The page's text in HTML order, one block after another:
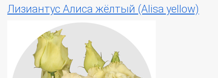
Лизиантус Алиса жёлтый (Alisa yellow)